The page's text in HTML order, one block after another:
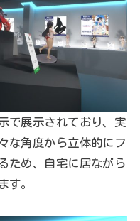
で展示されており、実
な角度から立体的にフ
ため、自宅に居ながら
す。